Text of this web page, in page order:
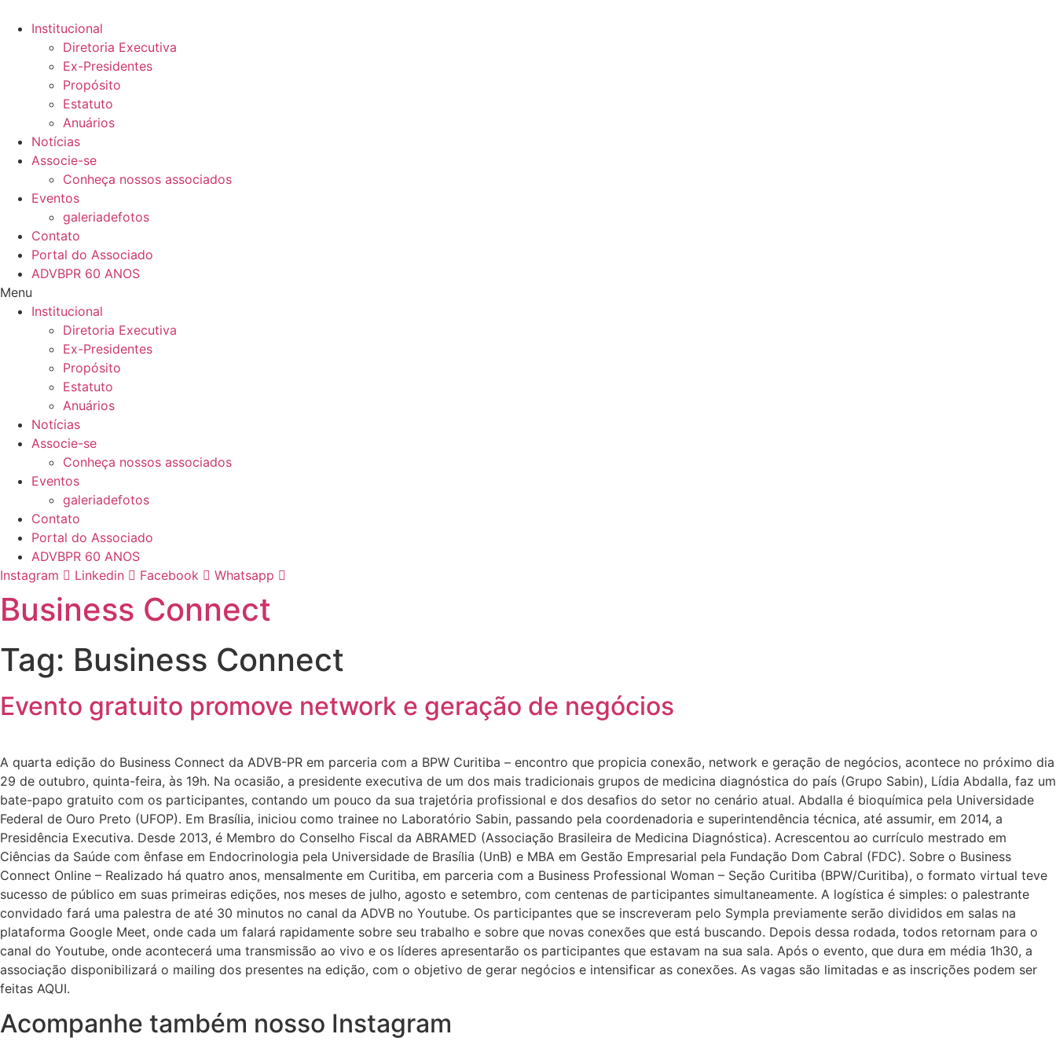
para
conteúdo
Institucional
Diretoria Executiva
Ex-Presidentes
Propósito
Estatuto
Anuários
Notícias
Associe-se
Conheça nossos associados
Eventos
galeriadefotos
Contato
Portal do Associado
ADVBPR 60 ANOS
Menu
Institucional
Diretoria Executiva
Ex-Presidentes
Propósito
Estatuto
Anuários
Notícias
Associe-se
Conheça nossos associados
Eventos
galeriadefotos
Contato
Portal do Associado
ADVBPR 60 ANOS
Instagram
Linkedin Facebook Whatsapp
Business Connect
Tag: Business Connect
Evento gratuito promove network e geração de negócios
A quarta edição do Business Connect da ADVB-PR em parceria com a BPW Curitiba – encontro que propicia conexão, network e geração de negócios, acontece no próximo dia
29 de outubro, quinta-feira, às 19h. Na ocasião, a presidente executiva de um dos mais tradicionais grupos de medicina diagnóstica do país (Grupo Sabin), Lídia Abdalla, faz um
bate-papo gratuito com os participantes, contando um pouco da sua trajetória profissional e dos desafios do setor no cenário atual. Abdalla é bioquímica pela Universidade
Federal de Ouro Preto (UFOP). Em Brasília, iniciou como trainee no Laboratório Sabin, passando pela coordenadoria e superintendência técnica, até assumir, em 2014, a
Presidência Executiva. Desde 2013, é Membro do Conselho Fiscal da ABRAMED (Associação Brasileira de Medicina Diagnóstica). Acrescentou ao currículo mestrado em
Ciências da Saúde com ênfase em Endocrinologia pela Universidade de Brasília (UnB) e MBA em Gestão Empresarial pela Fundação Dom Cabral (FDC). Sobre o Business
Connect Online – Realizado há quatro anos, mensalmente em Curitiba, em parceria com a Business Professional Woman – Seção Curitiba (BPW/Curitiba), o formato virtual teve
sucesso de público em suas primeiras edições, nos meses de julho, agosto e setembro, com centenas de participantes simultaneamente. A logística é simples: o palestrante
convidado fará uma palestra de até 30 minutos no canal da ADVB no Youtube. Os participantes que se inscreveram pelo Sympla previamente serão divididos em salas na
plataforma Google Meet, onde cada um falará rapidamente sobre seu trabalho e sobre que novas conexões que está buscando. Depois dessa rodada, todos retornam para o
canal do Youtube, onde acontecerá uma transmissão ao vivo e os líderes apresentarão os participantes que estavam na sua sala. Após o evento, que dura em média 1h30, a
associação disponibilizará o mailing dos presentes na edição, com o objetivo de gerar negócios e intensificar as conexões. As vagas são limitadas e as inscrições podem ser
feitas AQUI.
Acompanhe também nosso Instagram